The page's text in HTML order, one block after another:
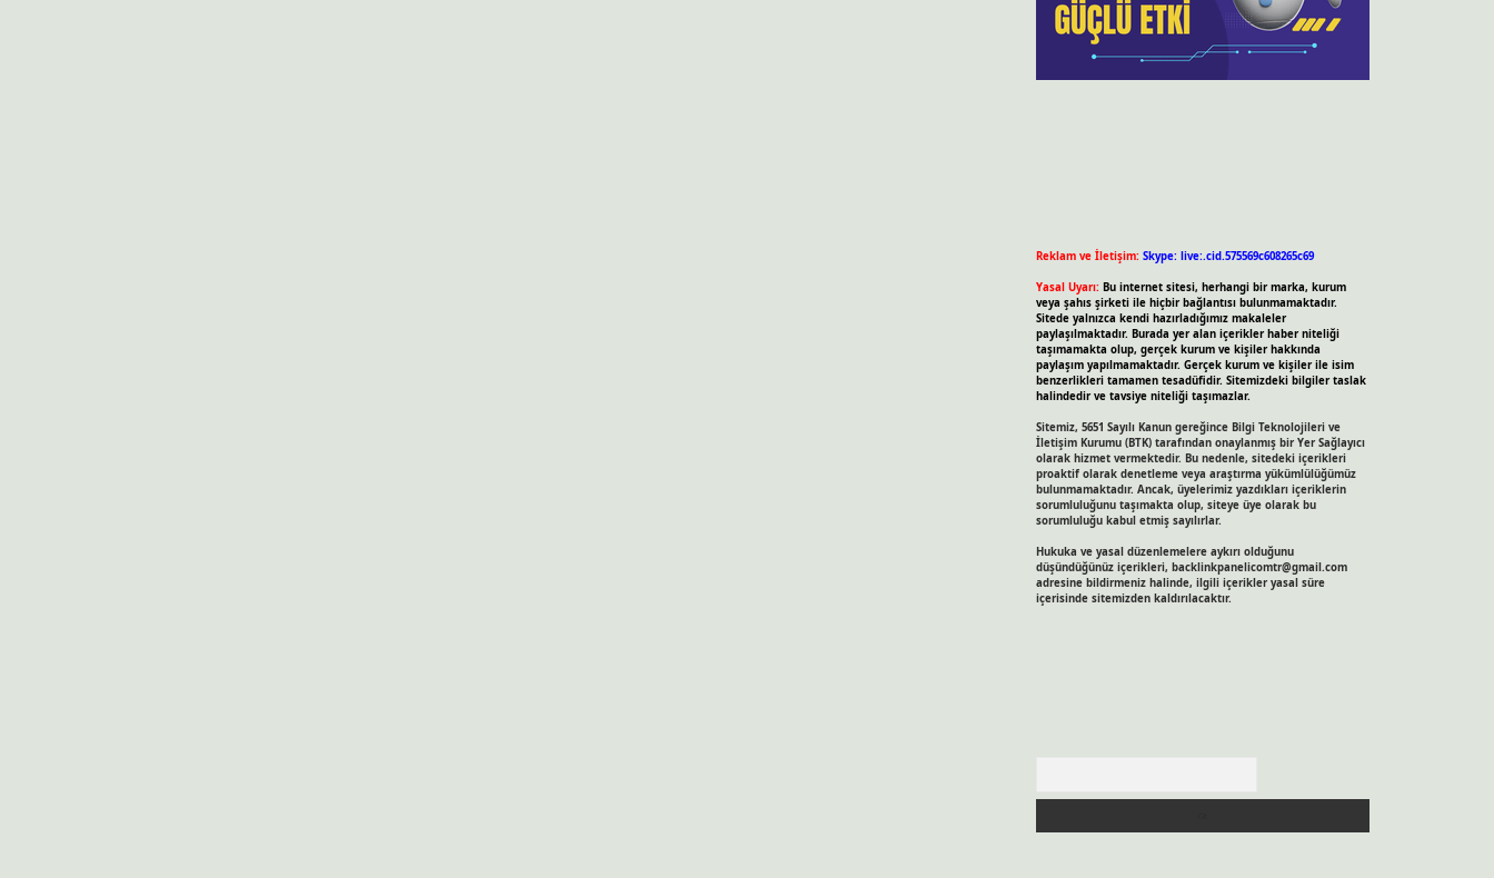
Reklam ve İletişim: Skype: live:.cid.575569c608265c69
Yasal Uyarı: Bu internet sitesi, herhangi bir marka, kurum
veya şahıs şirketi ile hiçbir bağlantısı bulunmamaktadır.
Sitede yalnızca kendi hazırladığımız makaleler
paylaşılmaktadır. Burada yer alan içerikler haber niteliği
taşımamakta olup, gerçek kurum ve kişiler hakkında
paylaşım yapılmamaktadır. Gerçek kurum ve kişiler ile isim
benzerlikleri tamamen tesadüfidir. Sitemizdeki bilgiler taslak
halindedir ve tavsiye niteliği taşımazlar.
Sitemiz, 5651 Sayılı Kanun gereğince Bilgi Teknolojileri ve
İletişim Kurumu (BTK) tarafından onaylanmış bir Yer Sağlayıcı
olarak hizmet vermektedir. Bu nedenle, sitedeki içerikleri
proaktif olarak denetleme veya araştırma yükümlülüğümüz
bulunmamaktadır. Ancak, üyelerimiz yazdıkları içeriklerin
sorumluluğunu taşımakta olup, siteye üye olarak bu
sorumluluğu kabul etmiş sayılırlar.
Hukuka ve yasal düzenlemelere aykırı olduğunu
düşündüğünüz içerikleri, backlinkpanelicomtr@gmail.com
adresine bildirmeniz halinde, ilgili içerikler yasal süre
içerisinde sitemizden kaldırılacaktır.